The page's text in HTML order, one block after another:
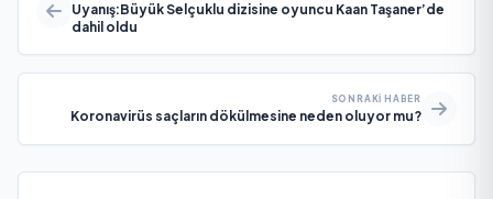
Uyanış:Büyük Selçuklu dizisine oyuncu Kaan Taşaner’de
dahil oldu
SONRAKI HABER
Koronavirüs saçların dökülmesine neden oluyor mu?